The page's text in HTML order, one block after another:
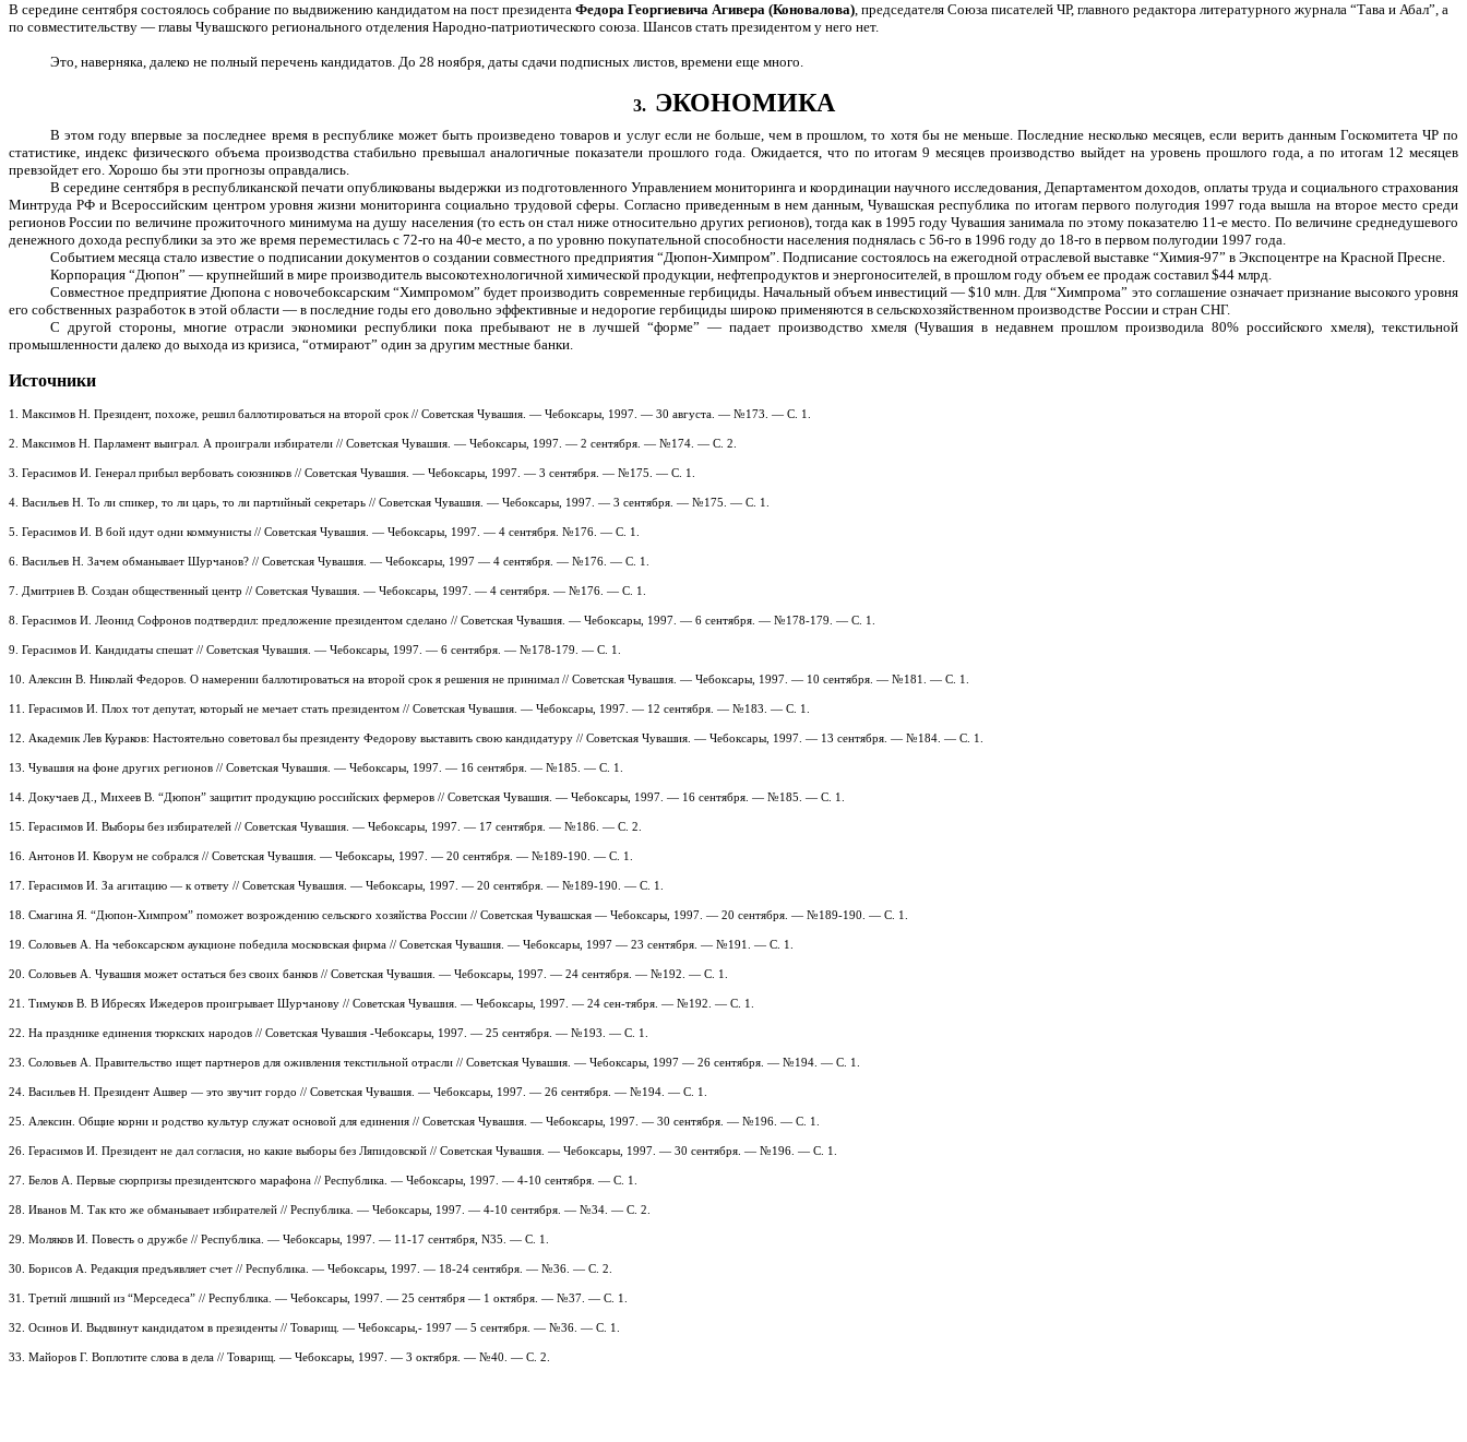
В середине сентября состоялось собрание по выдвижению кандидатом на пост президента Федора Георгиевича Агивера (Коновалова), председателя Союза писателей ЧР, главного редактора литературного журнала “Тава и Абал”, а
по совместительству — главы Чувашского регионального отделения Народно-патриотического союза. Шансов стать президентом у него нет.
Это, наверняка, далеко не полный перечень кандидатов. До 28 ноября, даты сдачи подписных листов, времени еще много.
3. ЭКОНОМИКА
В этом году впервые за последнее время в республике может быть произведено товаров и услуг если не больше, чем в прошлом, то хотя бы не меньше. Последние несколько месяцев, если верить данным Госкомитета ЧР по
статистике, индекс физического объема производства стабильно превышал аналогичные показатели прошлого года. Ожидается, что по итогам 9 месяцев производство выйдет на уровень прошлого года, а по итогам 12 месяцев
превзойдет его. Хорошо бы эти прогнозы оправдались.
В середине сентября в республиканской печати опубликованы выдержки из подготовленного Управлением мониторинга и координации научного исследования, Департаментом доходов, оплаты труда и социального страхования
Минтруда РФ и Всероссийским центром уровня жизни мониторинга социально трудовой сферы. Согласно приведенным в нем данным, Чувашская республика по итогам первого полугодия 1997 года вышла на второе место среди
регионов России по величине прожиточного минимума на душу населения (то есть он стал ниже относительно других регионов), тогда как в 1995 году Чувашия занимала по этому показателю 11-е место. По величине среднедушевого
денежного дохода республики за это же время переместилась с 72-го на 40-е место, а по уровню покупательной способности населения поднялась с 56-го в 1996 году до 18-го в первом полугодии 1997 года.
Событием месяца стало известие о подписании документов о создании совместного предприятия “Дюпон-Химпром”. Подписание состоялось на ежегодной отраслевой выставке “Химия-97” в Экспоцентре на Красной Пресне.
Корпорация “Дюпон” — крупнейший в мире производитель высокотехнологичной химической продукции, нефтепродуктов и энергоносителей, в прошлом году объем ее продаж составил $44 млрд.
Совместное предприятие Дюпона с новочебоксарским “Химпромом” будет производить современные гербициды. Начальный объем инвестиций — $10 млн. Для “Химпрома” это соглашение означает признание высокого уровня
его собственных разработок в этой области — в последние годы его довольно эффективные и недорогие гербициды широко применяются в сельскохозяйственном производстве России и стран СНГ.
С другой стороны, многие отрасли экономики республики пока пребывают не в лучшей “форме” — падает производство хмеля (Чувашия в недавнем прошлом производила 80% российского хмеля), текстильной
промышленности далеко до выхода из кризиса, “отмирают” один за другим местные банки.
Источники
1. Максимов Н. Президент, похоже, решил баллотироваться на второй срок // Советская Чувашия. — Чебоксары, 1997. — 30 августа. — №173. — С. 1.
2. Максимов Н. Парламент выиграл. А проиграли избиратели // Советская Чувашия. — Чебоксары, 1997. — 2 сентября. — №174. — С. 2.
3. Герасимов И. Генерал прибыл вербовать союзников // Советская Чувашия. — Чебоксары, 1997. — 3 сентября. — №175. — С. 1.
4. Васильев Н. То ли спикер, то ли царь, то ли партийный секретарь // Советская Чувашия. — Чебоксары, 1997. — 3 сентября. — №175. — С. 1.
5. Герасимов И. В бой идут одни коммунисты // Советская Чувашия. — Чебоксары, 1997. — 4 сентября. №176. — С. 1.
6. Васильев Н. Зачем обманывает Шурчанов? // Советская Чувашия. — Чебоксары, 1997 — 4 сентября. — №176. — С. 1.
7. Дмитриев В. Создан общественный центр // Советская Чувашия. — Чебоксары, 1997. — 4 сентября. — №176. — С. 1.
8. Герасимов И. Леонид Софронов подтвердил: предложение президентом сделано // Советская Чувашия. — Чебоксары, 1997. — 6 сентября. — №178-179. — С. 1.
9. Герасимов И. Кандидаты спешат // Советская Чувашия. — Чебоксары, 1997. — 6 сентября. — №178-179. — С. 1.
10. Алексин В. Николай Федоров. О намерении баллотироваться на второй срок я решения не принимал // Советская Чувашия. — Чебоксары, 1997. — 10 сентября. — №181. — С. 1.
11. Герасимов И. Плох тот депутат, который не мечает стать президентом // Советская Чувашия. — Чебоксары, 1997. — 12 сентября. — №183. — С. 1.
12. Академик Лев Кураков: Настоятельно советовал бы президенту Федорову выставить свою кандидатуру // Советская Чувашия. — Чебоксары, 1997. — 13 сентября. — №184. — С. 1.
13. Чувашия на фоне других регионов // Советская Чувашия. — Чебоксары, 1997. — 16 сентября. — №185. — С. 1.
14. Докучаев Д., Михеев В. “Дюпон” защитит продукцию российских фермеров // Советская Чувашия. — Чебоксары, 1997. — 16 сентября. — №185. — С. 1.
15. Герасимов И. Выборы без избирателей // Советская Чувашия. — Чебоксары, 1997. — 17 сентября. — №186. — С. 2.
16. Антонов И. Кворум не собрался // Советская Чувашия. — Чебоксары, 1997. — 20 сентября. — №189-190. — С. 1.
17. Герасимов И. За агитацию — к ответу // Советская Чувашия. — Чебоксары, 1997. — 20 сентября. — №189-190. — С. 1.
18. Смагина Я. “Дюпон-Химпром” поможет возрождению сельского хозяйства России // Советская Чувашская — Чебоксары, 1997. — 20 сентября. — №189-190. — С. 1.
19. Соловьев А. На чебоксарском аукционе победила московская фирма // Советская Чувашия. — Чебоксары, 1997 — 23 сентября. — №191. — С. 1.
20. Соловьев А. Чувашия может остаться без своих банков // Советская Чувашия. — Чебоксары, 1997. — 24 сентября. — №192. — С. 1.
21. Тимуков В. В Ибресях Ижедеров проигрывает Шурчанову // Советская Чувашия. — Чебоксары, 1997. — 24 сен-тября. — №192. — С. 1.
22. На празднике единения тюркских народов // Советская Чувашия -Чебоксары, 1997. — 25 сентября. — №193. — С. 1.
23. Соловьев А. Правительство ищет партнеров для оживления текстильной отрасли // Советская Чувашия. — Чебоксары, 1997 — 26 сентября. — №194. — С. 1.
24. Васильев Н. Президент Ашвер — это звучит гордо // Советская Чувашия. — Чебоксары, 1997. — 26 сентября. — №194. — С. 1.
25. Алексин. Общие корни и родство культур служат основой для единения // Советская Чувашия. — Чебоксары, 1997. — 30 сентября. — №196. — С. 1.
26. Герасимов И. Президент не дал согласия, но какие выборы без Ляпидовской // Советская Чувашия. — Чебоксары, 1997. — 30 сентября. — №196. — С. 1.
27. Белов А. Первые сюрпризы президентского марафона // Республика. — Чебоксары, 1997. — 4-10 сентября. — С. 1.
28. Иванов М. Так кто же обманывает избирателей // Республика. — Чебоксары, 1997. — 4-10 сентября. — №34. — С. 2.
29. Моляков И. Повесть о дружбе // Республика. — Чебоксары, 1997. — 11-17 сентября, N35. — С. 1.
30. Борисов А. Редакция предъявляет счет // Республика. — Чебоксары, 1997. — 18-24 сентября. — №36. — С. 2.
31. Третий лишний из “Мерседеса” // Республика. — Чебоксары, 1997. — 25 сентября — 1 октября. — №37. — С. 1.
32. Осинов И. Выдвинут кандидатом в президенты // Товарищ. — Чебоксары,- 1997 — 5 сентября. — №36. — С. 1.
33. Майоров Г. Воплотите слова в дела // Товарищ. — Чебоксары, 1997. — 3 октября. — №40. — С. 2.